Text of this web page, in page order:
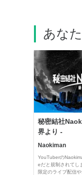
あな
秘密結社
界より -
Naokiman
YouTuberの
eだと規制されてし
限定のライブ配信や